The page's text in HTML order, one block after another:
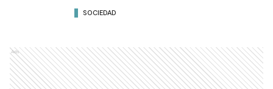
SOCIEDAD
Ads